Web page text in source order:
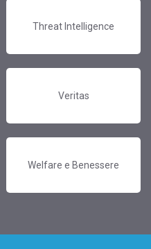
Threat Intelligence
Veritas
Welfare e Benessere